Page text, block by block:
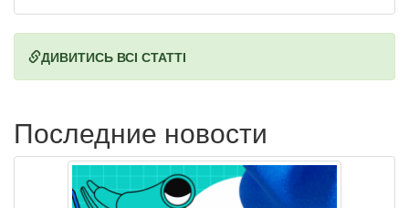
ДИВИТИСЬ ВСІ СТАТТІ
Последние новости